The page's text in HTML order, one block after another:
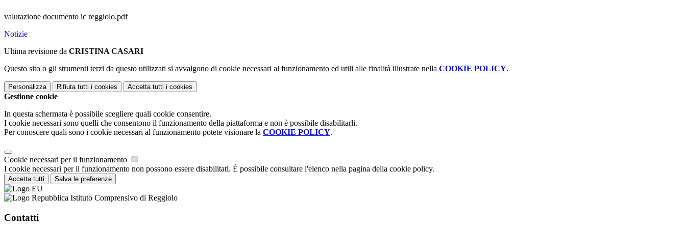
valutazione documento ic reggiolo.pdf
Notizie
Ultima revisione da CRISTINA CASARI
Questo sito o gli strumenti terzi da questo utilizzati si avvalgono di cookie necessari al funzionamento ed utili alle finalità illustrate nella COOKIE POLICY.
Personalizza Rifiuta tutti i cookies Accetta tutti i cookies
Gestione cookie
In questa schermata è possibile scegliere quali cookie consentire.
I cookie necessari sono quelli che consentono il funzionamento della piattaforma e non è possibile disabilitarli.
Per conoscere quali sono i cookie necessari al funzionamento potete visionare la COOKIE POLICY.
Cookie necessari per il funzionamento
I cookie necessari per il funzionamento non possono essere disabilitati. È possibile consultare l'elenco nella pagina della cookie policy.
Accetta tutti Salva le preferenze
Istituto Comprensivo di Reggiolo
Contatti